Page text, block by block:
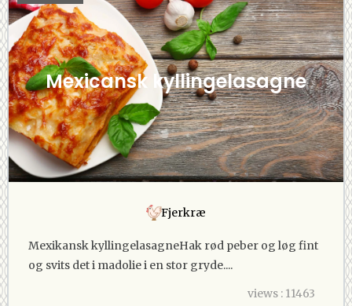
Mexicansk kyllingelasagne
Fjerkræ
Mexikansk kyllingelasagneHak rød peber og løg fint
og svits det i madolie i en stor gryde....
views : 11463